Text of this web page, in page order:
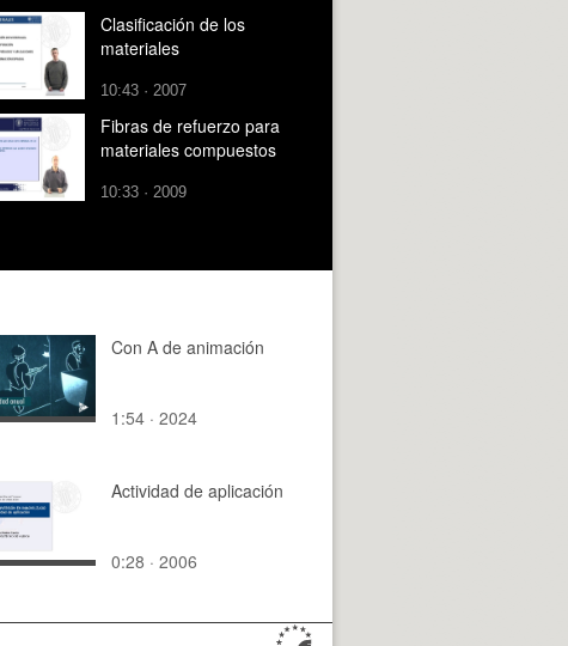
Clasificación de los
materiales
10:43 · 2007
Fibras de refuerzo para
materiales compuestos
10:33 · 2009
Con A de animación
1:54 · 2024
Actividad de aplicación
0:28 · 2006